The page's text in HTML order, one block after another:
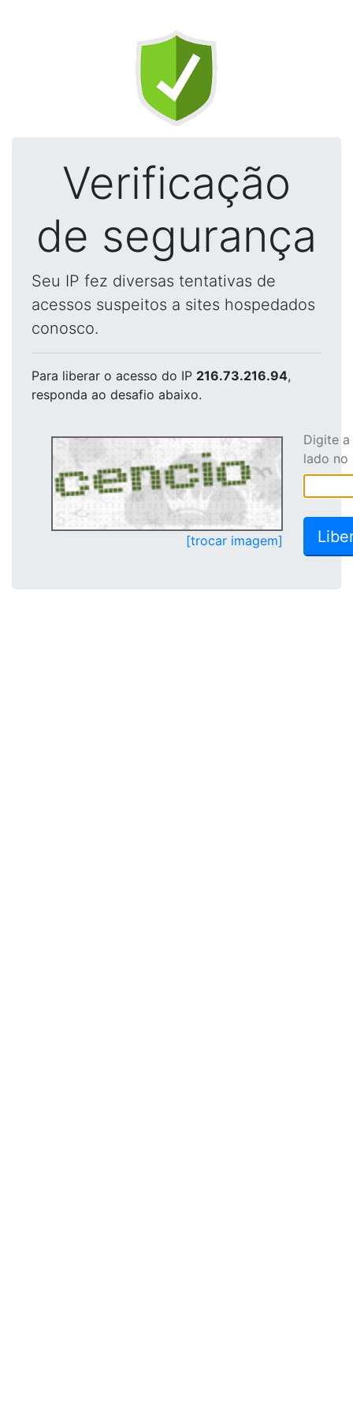
Verificação
de segurança
Seu IP fez diversas tentativas de
acessos suspeitos a sites hospedados
conosco.
Para liberar o acesso do IP 216.73.216.94,
responda ao desafio abaixo.
[trocar imagem]
Digite
lado no